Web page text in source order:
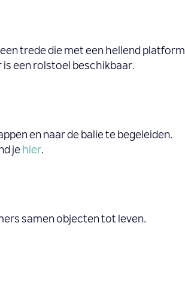
trede die met een hellend platform
een rolstoel beschikbaar.
en naar de balie te begeleiden.
je hier.
samen objecten tot leven.